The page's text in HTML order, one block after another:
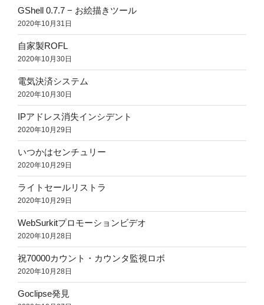
GShell 0.7.7 − お絵描きツール
2020年10月31日
自家製ROFL
2020年10月30日
電気決済システム
2020年10月30日
IPアドレス消失インシデント
2020年10月29日
いつかはセンチュリー
2020年10月29日
ライトセールリストラ
2020年10月29日
WebSurkitプロモーションビデオ
2020年10月28日
祝70000カウント・カウンタ監視ロボ
2020年10月28日
Goclipse発見